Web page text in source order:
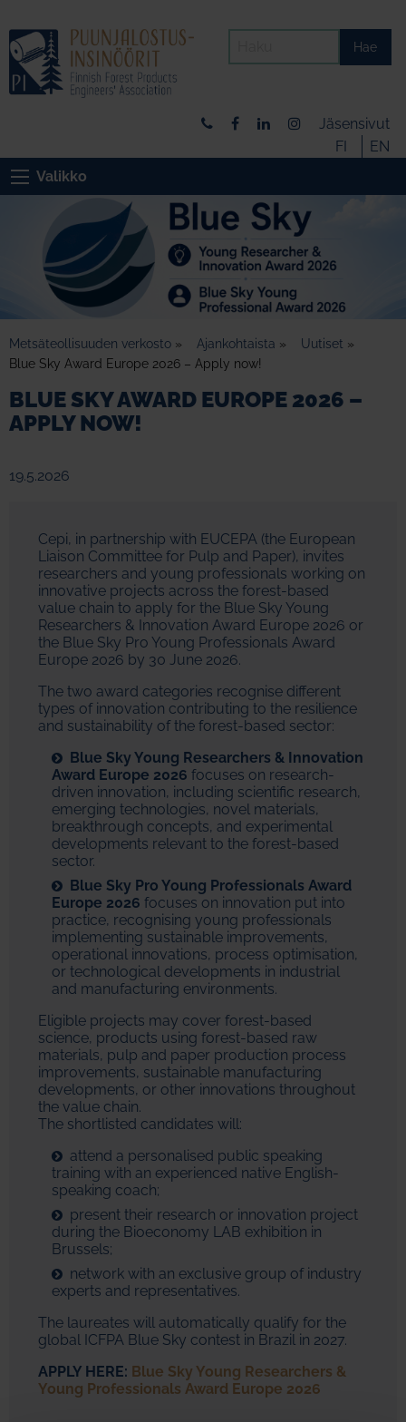
Hae
Jäsensivut
FI
EN
Valikko
Metsäteollisuuden verkosto » Ajankohtaista » Uutiset »
Blue Sky Award Europe 2026 – Apply now!
BLUE SKY AWARD EUROPE 2026 –
APPLY NOW!
19.5.2026
Cepi, in partnership with EUCEPA (the European
Liaison Committee for Pulp and Paper), invites
researchers and young professionals working on
innovative projects across the forest-based
value chain to apply for the Blue Sky Young
Researchers & Innovation Award Europe 2026 or
the Blue Sky Pro Young Professionals Award
Europe 2026 by 30 June 2026.
The two award categories recognise different
types of innovation contributing to the resilience
and sustainability of the forest-based sector:
Blue Sky Young Researchers & Innovation
Award Europe 2026 focuses on research-
driven innovation, including scientific research,
emerging technologies, novel materials,
breakthrough concepts, and experimental
developments relevant to the forest-based
sector.
Blue Sky Pro Young Professionals Award
Europe 2026 focuses on innovation put into
practice, recognising young professionals
implementing sustainable improvements,
operational innovations, process optimisation,
or technological developments in industrial
and manufacturing environments.
Eligible projects may cover forest-based
science, products using forest-based raw
materials, pulp and paper production process
improvements, sustainable manufacturing
developments, or other innovations throughout
the value chain.
The shortlisted candidates will:
attend a personalised public speaking
training with an experienced native English-
speaking coach;
present their research or innovation project
during the Bioeconomy LAB exhibition in
Brussels;
network with an exclusive group of industry
experts and representatives.
The laureates will automatically qualify for the
global ICFPA Blue Sky contest in Brazil in 2027.
APPLY HERE: Blue Sky Young Researchers &
Young Professionals Award Europe 2026